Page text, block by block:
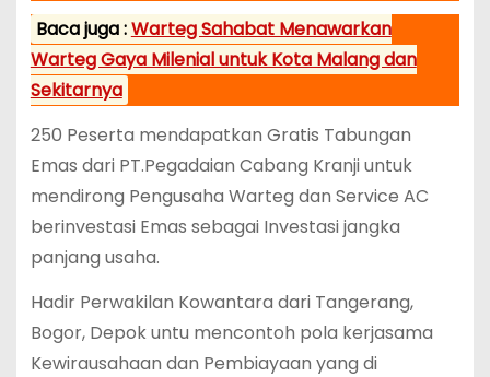
Baca juga :Warteg Sahabat Menawarkan
Warteg Gaya Milenial untuk Kota Malang dan
Sekitarnya
250 Peserta mendapatkan Gratis Tabungan
Emas dari PT.Pegadaian Cabang Kranji untuk
mendirong Pengusaha Warteg dan Service AC
berinvestasi Emas sebagai Investasi jangka
panjang usaha.
Hadir Perwakilan Kowantara dari Tangerang,
Bogor, Depok untu mencontoh pola kerjasama
Kewirausahaan dan Pembiayaan yang di